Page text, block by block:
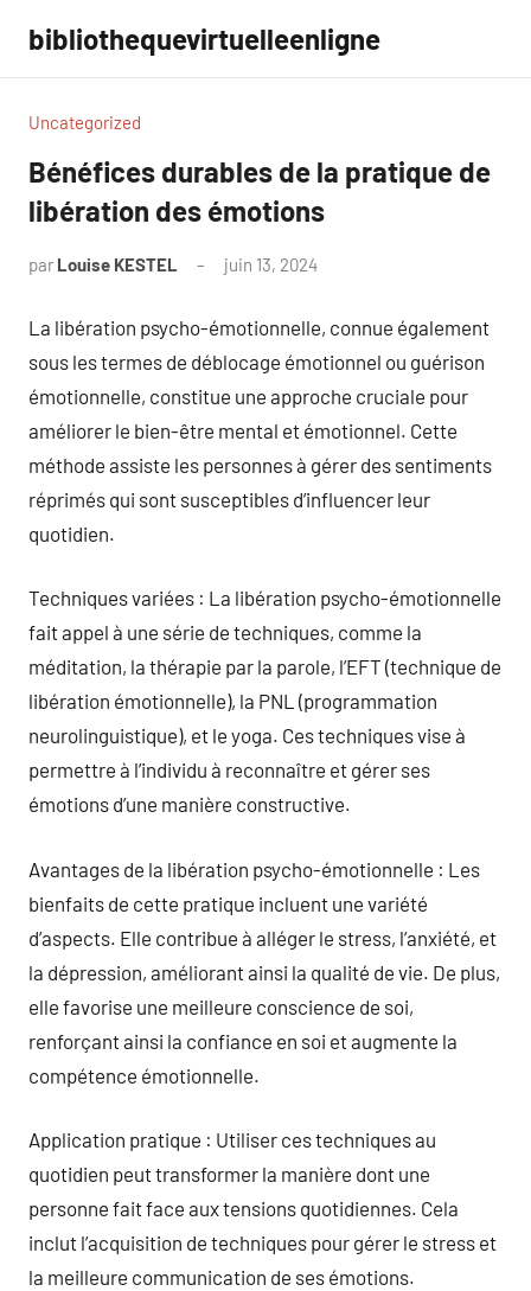
contenu
bibliothequevirtuelleenligne
Uncategorized
Bénéfices durables de la pratique de
libération des émotions
par Louise KESTEL juin 13, 2024
La libération psycho-émotionnelle, connue également
sous les termes de déblocage émotionnel ou guérison
émotionnelle, constitue une approche cruciale pour
améliorer le bien-être mental et émotionnel. Cette
méthode assiste les personnes à gérer des sentiments
réprimés qui sont susceptibles d’influencer leur
quotidien.
Techniques variées : La libération psycho-émotionnelle
fait appel à une série de techniques, comme la
méditation, la thérapie par la parole, l’EFT (technique de
libération émotionnelle), la PNL (programmation
neurolinguistique), et le yoga. Ces techniques vise à
permettre à l’individu à reconnaître et gérer ses
émotions d’une manière constructive.
Avantages de la libération psycho-émotionnelle : Les
bienfaits de cette pratique incluent une variété
d’aspects. Elle contribue à alléger le stress, l’anxiété, et
la dépression, améliorant ainsi la qualité de vie. De plus,
elle favorise une meilleure conscience de soi,
renforçant ainsi la confiance en soi et augmente la
compétence émotionnelle.
Application pratique : Utiliser ces techniques au
quotidien peut transformer la manière dont une
personne fait face aux tensions quotidiennes. Cela
inclut l’acquisition de techniques pour gérer le stress et
la meilleure communication de ses émotions.